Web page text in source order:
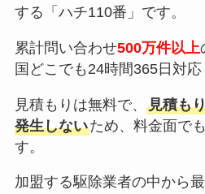
する「ハチ110番」です。
累計問い合わせ500万件以上
国どこでも24時間365日対応
見積もりは無料で、 見積も
発生しないため、料金面で
す。
加盟する駆除業者の中から